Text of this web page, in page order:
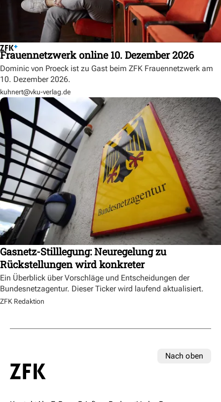
Frauennetzwerk online 10. Dezember 2026
Dominic von Proeck ist zu Gast beim ZFK Frauennetzwerk am
10. Dezember 2026.
kuhnert@vku-verlag.de
Gasnetz-Stilllegung: Neuregelung zu
Rückstellungen wird konkreter
Ein Überblick über Vorschläge und Entscheidungen der
Bundesnetzagentur. Dieser Ticker wird laufend aktualisiert.
ZFK Redaktion
Nach oben